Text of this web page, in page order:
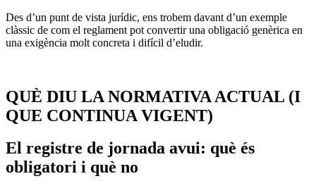
Des d’un punt de vista jurídic, ens trobem davant d’un exemple
clàssic de com el reglament pot convertir una obligació genèrica en
una exigència molt concreta i difícil d’eludir.
QUÈ DIU LA NORMATIVA ACTUAL (I
QUE CONTINUA VIGENT)
El registre de jornada avui: què és
obligatori i què no